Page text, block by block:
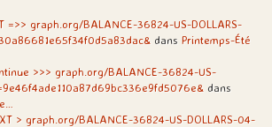
=>> graph.org/BALANCE-36824-US-DOLLARS-
dans Printemps-Été
>>> graph.org/BALANCE-36824-US-
dans
> graph.org/BALANCE-36824-US-DOLLARS-04-